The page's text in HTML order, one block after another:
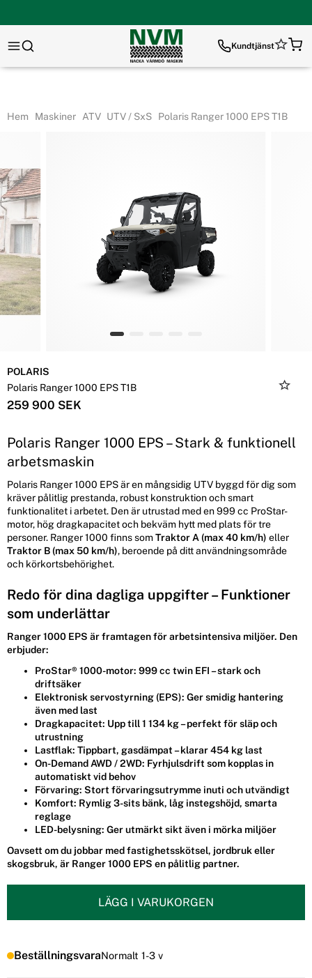
Kundtjänst
Hem Maskiner ATV UTV / SxS Polaris Ranger 1000 EPS T1B
POLARIS
Polaris Ranger 1000 EPS T1B
259 900 SEK
Polaris Ranger 1000 EPS – Stark & funktionell
arbetsmaskin
Polaris Ranger 1000 EPS är en mångsidig UTV byggd för dig som
kräver pålitlig prestanda, robust konstruktion och smart
funktionalitet i arbetet. Den är utrustad med en 999 cc ProStar-
motor, hög dragkapacitet och bekväm hytt med plats för tre
personer. Ranger 1000 finns somTraktor A (max 40 km/h) eller
Traktor B (max 50 km/h), beroende på ditt användningsområde
och körkortsbehörighet.
Redo för dina dagliga uppgifter – Funktioner
som underlättar
Ranger 1000 EPS är framtagen för arbetsintensiva miljöer. Den
erbjuder:
ProStar® 1000-motor: 999 cc twin EFI – stark och
driftsäker
Elektronisk servostyrning (EPS): Ger smidig hantering
även med last
Dragkapacitet: Upp till 1 134 kg – perfekt för släp och
utrustning
Lastflak: Tippbart, gasdämpat – klarar 454 kg last
On-Demand AWD / 2WD: Fyrhjulsdrift som kopplas in
automatiskt vid behov
Förvaring: Stort förvaringsutrymme inuti och utvändigt
Komfort: Rymlig 3-sits bänk, låg instegshöjd, smarta
reglage
LED-belysning: Ger utmärkt sikt även i mörka miljöer
Oavsett om du jobbar med fastighetsskötsel, jordbruk eller
skogsbruk, är Ranger 1000 EPS en pålitlig partner.
LÄGG I VARUKORGEN
BeställningsvaraNormalt 1-3 v